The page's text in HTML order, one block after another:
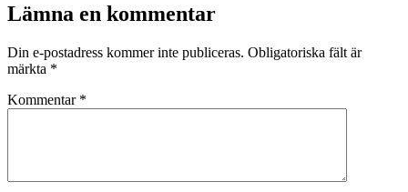
Lämna en kommentar
Din e-postadress kommer inte publiceras. Obligatoriska fält är
märkta *
Kommentar *